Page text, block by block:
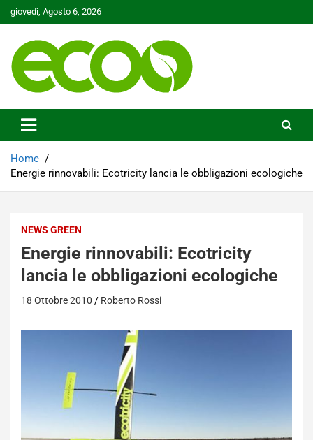
Skip
to
giovedì, Agosto 6, 2026
Ecoo.it
Home
Energie rinnovabili: Ecotricity lancia le obbligazioni ecologiche
NEWS GREEN
Energie rinnovabili: Ecotricity
lancia le obbligazioni ecologiche
18 Ottobre 2010 Roberto Rossi